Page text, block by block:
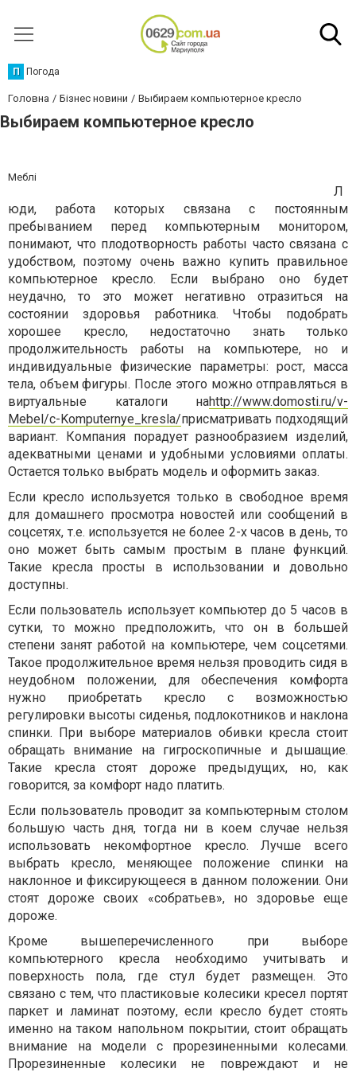
П Погода
Головна Бізнес новини Выбираем компьютерное кресло
Выбираем компьютерное кресло
Меблі
Л
юди, работа которых связана с постоянным
пребыванием перед компьютерным монитором,
понимают, что плодотворность работы часто связана с
удобством, поэтому очень важно купить правильное
компьютерное кресло. Если выбрано оно будет
неудачно, то это может негативно отразиться на
состоянии здоровья работника. Чтобы подобрать
хорошее кресло, недостаточно знать только
продолжительность работы на компьютере, но и
индивидуальные физические параметры: рост, масса
тела, объем фигуры. После этого можно отправляться в
виртуальные каталоги наhttp://www.domosti.ru/v-
Mebel/c-Komputernye_kresla/присматривать подходящий
вариант. Компания порадует разнообразием изделий,
адекватными ценами и удобными условиями оплаты.
Остается только выбрать модель и оформить заказ.
Если кресло используется только в свободное время
для домашнего просмотра новостей или сообщений в
соцсетях, т.е. используется не более 2-х часов в день, то
оно может быть самым простым в плане функций.
Такие кресла просты в использовании и довольно
доступны.
Если пользователь использует компьютер до 5 часов в
сутки, то можно предположить, что он в большей
степени занят работой на компьютере, чем соцсетями.
Такое продолжительное время нельзя проводить сидя в
неудобном положении, для обеспечения комфорта
нужно приобретать кресло с возможностью
регулировки высоты сиденья, подлокотников и наклона
спинки. При выборе материалов обивки кресла стоит
обращать внимание на гигроскопичные и дышащие.
Такие кресла стоят дороже предыдущих, но, как
говорится, за комфорт надо платить.
Если пользователь проводит за компьютерным столом
большую часть дня, тогда ни в коем случае нельзя
использовать некомфортное кресло. Лучше всего
выбрать кресло, меняющее положение спинки на
наклонное и фиксирующееся в данном положении. Они
стоят дороже своих «собратьев», но здоровье еще
дороже.
Кроме вышеперечисленного при выборе
компьютерного кресла необходимо учитывать и
поверхность пола, где стул будет размещен. Это
связано с тем, что пластиковые колесики кресел портят
паркет и ламинат поэтому, если кресло будет стоять
именно на таком напольном покрытии, стоит обращать
внимание на модели с прорезиненными колесами.
Прорезиненные колесики не повреждают и не